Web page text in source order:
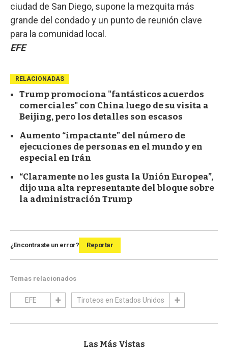
ciudad de San Diego, supone la mezquita más
grande del condado y un punto de reunión clave
para la comunidad local.
EFE
RELACIONADAS
Trump promociona "fantásticos acuerdos
comerciales" con China luego de su visita a
Beijing, pero los detalles son escasos
Aumento “impactante” del número de
ejecuciones de personas en el mundo y en
especial en Irán
“Claramente no les gusta la Unión Europea”,
dijo una alta representante del bloque sobre
la administración Trump
¿Encontraste un error? Reportar
Temas relacionados
EFE Tiroteos en Estados Unidos
Las Más Vistas